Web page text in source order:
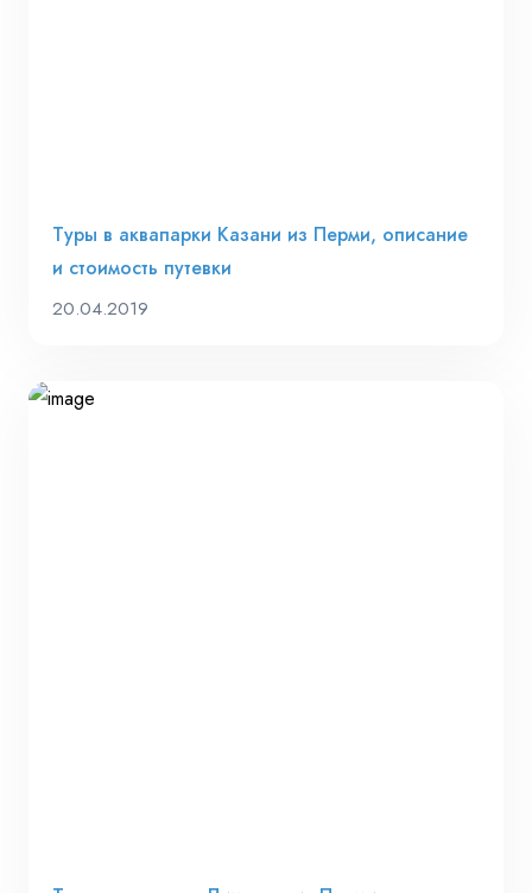
Туры в аквапарки Казани из Перми, описание
и стоимость путевки
20.04.2019